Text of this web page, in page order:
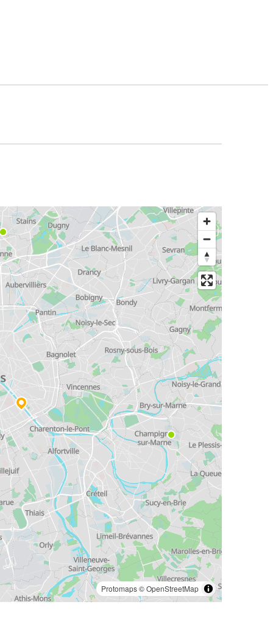
Protomaps©OpenStreetMap